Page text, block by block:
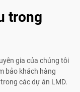
trong
gia của chúng tôi
bảo khách hàng
các dự án LMD.